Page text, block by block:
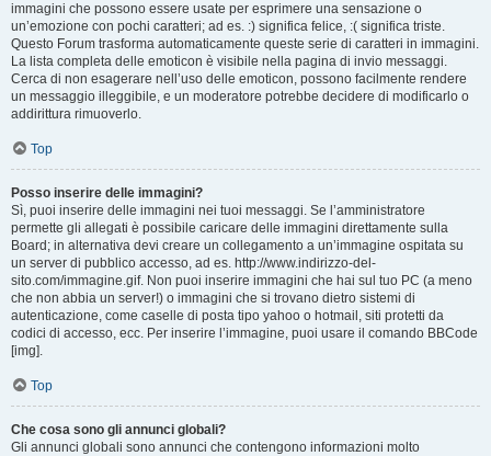
immagini che possono essere usate per esprimere una sensazione o
un’emozione con pochi caratteri; ad es. :) significa felice, :( significa triste.
Questo Forum trasforma automaticamente queste serie di caratteri in immagini.
La lista completa delle emoticon è visibile nella pagina di invio messaggi.
Cerca di non esagerare nell’uso delle emoticon, possono facilmente rendere
un messaggio illeggibile, e un moderatore potrebbe decidere di modificarlo o
addirittura rimuoverlo.
Top
Posso inserire delle immagini?
Sì, puoi inserire delle immagini nei tuoi messaggi. Se l’amministratore
permette gli allegati è possibile caricare delle immagini direttamente sulla
Board; in alternativa devi creare un collegamento a un’immagine ospitata su
un server di pubblico accesso, ad es. http://www.indirizzo-del-
sito.com/immagine.gif. Non puoi inserire immagini che hai sul tuo PC (a meno
che non abbia un server!) o immagini che si trovano dietro sistemi di
autenticazione, come caselle di posta tipo yahoo o hotmail, siti protetti da
codici di accesso, ecc. Per inserire l’immagine, puoi usare il comando BBCode
[img].
Top
Che cosa sono gli annunci globali?
Gli annunci globali sono annunci che contengono informazioni molto